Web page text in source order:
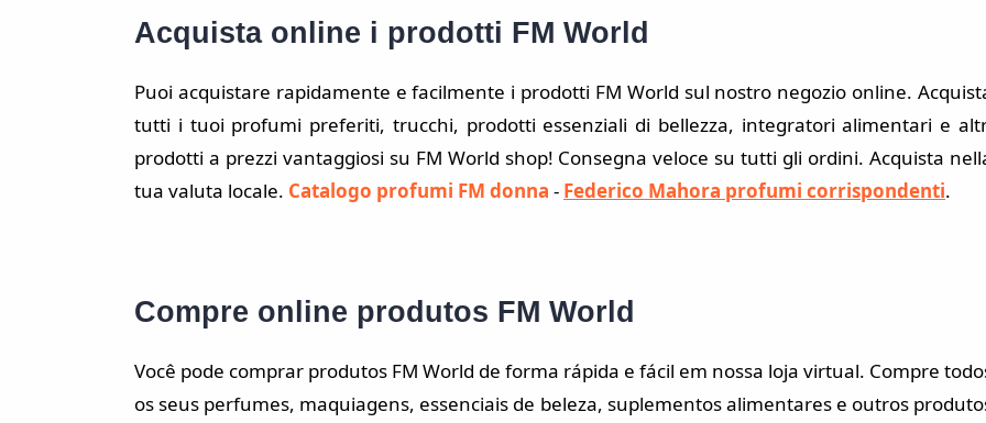
Acquista online i prodotti FM World
Puoi acquistare rapidamente e facilmente i prodotti FM World sul nostro negozio online.
tutti i tuoi profumi preferiti, trucchi, prodotti essenziali di bellezza, integratori alimentari e
prodotti a prezzi vantaggiosi su FM World shop! Consegna veloce su tutti gli ordini. Acquista
tua valuta locale. Catalogo profumi FM donna - Federico Mahora profumi corrispondenti.
Compre online produtos FM World
Você pode comprar produtos FM World de forma rápida e fácil em nossa loja virtual. Compre
os seus perfumes, maquiagens, essenciais de beleza, suplementos alimentares e outros